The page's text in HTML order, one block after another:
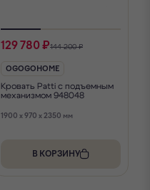
129 780 ₽144 200 ₽
OGOGOHOME
Кровать Patti с подъемным
механизмом 948048
1900 x 970 x 2350 мм
В КОРЗИНУ